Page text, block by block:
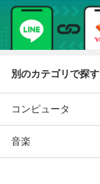
別のカテゴリで探す
コンピュータ
音楽